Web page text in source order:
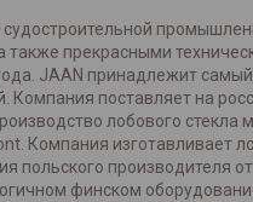
также прекрасными
JAAN принадлежит
Компания поставляет на
лобового стекла
Компания изготавливает
польского производителя
финском